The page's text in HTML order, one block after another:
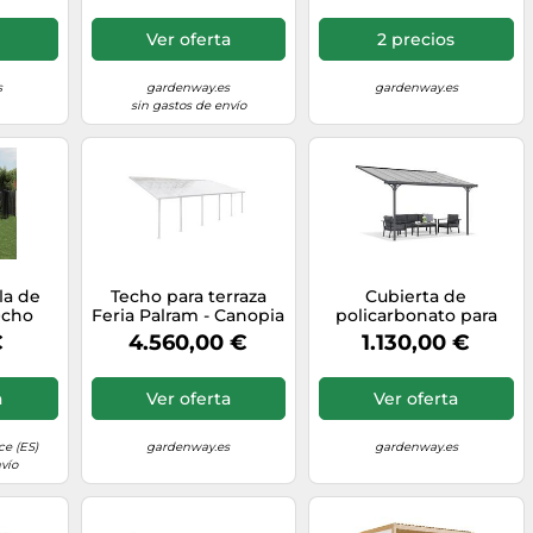
Ver oferta
gardenway.es
sin gastos de envío
2 precios
gardenway.es
de
de
de
m,
al
(ES)
Techo para terraza
Feria Palram - Canopia
4 x 10,3 m blanco
4.560,00 €
Ver oferta
gardenway.es
Cubierta de
policarbonato para
terraza Nevada 3,05 x
4,36 m CoverTech
antracita
1.130,00 €
Ver oferta
gardenway.es